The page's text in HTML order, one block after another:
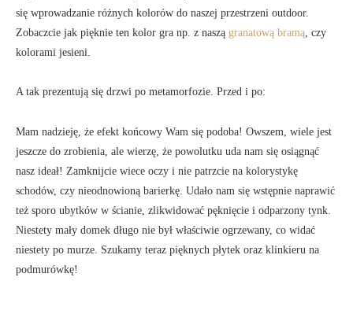
się wprowadzanie różnych kolorów do naszej przestrzeni outdoor.
Zobaczcie jak pięknie ten kolor gra np. z naszą granatową bramą, czy
kolorami jesieni.
A tak prezentują się drzwi po metamorfozie. Przed i po:
Mam nadzieję, że efekt końcowy Wam się podoba! Owszem, wiele jest
jeszcze do zrobienia, ale wierzę, że powolutku uda nam się osiągnąć
nasz ideał! Zamknijcie wiece oczy i nie patrzcie na kolorystykę
schodów, czy nieodnowioną barierkę. Udało nam się wstępnie naprawić
też sporo ubytków w ścianie, zlikwidować pęknięcie i odparzony tynk.
Niestety mały domek długo nie był właściwie ogrzewany, co widać
niestety po murze. Szukamy teraz pięknych płytek oraz klinkieru na
podmurówkę!